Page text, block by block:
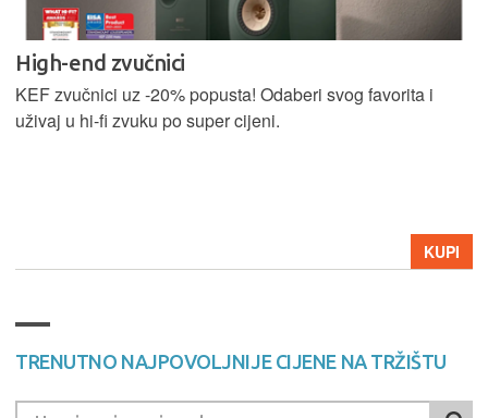
High-end zvučnici
KEF zvučnici uz -20% popusta! Odaberi svog favorita i
uživaj u hi-fi zvuku po super cijeni.
KUPI
TRENUTNO NAJPOVOLJNIJE CIJENE NA TRŽIŠTU